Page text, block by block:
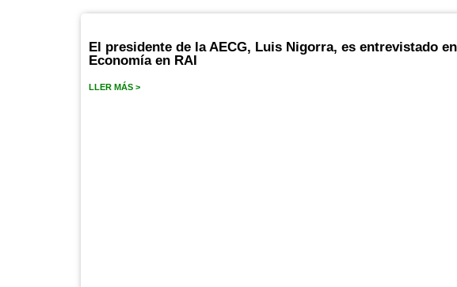
El presidente de la AECG, Luis Nigorra, es entrevistado
Economía en RAI
LLER MÁS >